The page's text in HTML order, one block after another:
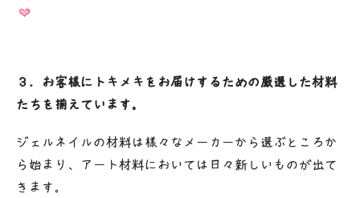
３．お客様にトキメキをお届けするための厳選した材料
たちを揃えています。
ジェルネイルの材料は様々なメーカーから選ぶところか
ら始まり、アート材料においては日々新しいものが出て
きます。